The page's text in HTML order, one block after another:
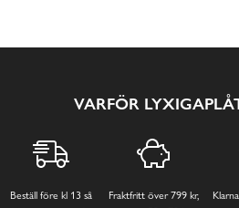
VARFÖR
Beställ före kl 13 så
Fraktfritt över 799 kr,